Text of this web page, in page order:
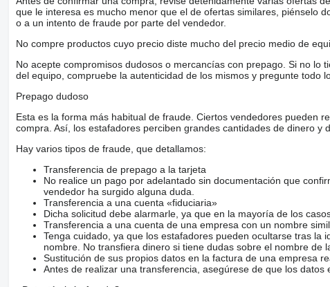
que le interesa es mucho menor que el de ofertas similares, piénselo
o a un intento de fraude por parte del vendedor.
No compre productos cuyo precio diste mucho del precio medio de
No acepte compromisos dudosos o mercancías con prepago. Si no
del equipo, compruebe la autenticidad de los mismos y pregunte todo
Prepago dudoso
Esta es la forma más habitual de fraude. Ciertos vendedores pueden
compra. Así, los estafadores perciben grandes cantidades de dinero y
Hay varios tipos de fraude, que detallamos:
Transferencia de prepago a la tarjeta
No realice un pago por adelantado sin documentación que
vendedor ha surgido alguna duda.
Transferencia a una cuenta «fiduciaria»
Dicha solicitud debe alarmarle, ya que en la mayoría de los
Transferencia a una cuenta de una empresa con un nombre
Tenga cuidado, ya que los estafadores pueden ocultarse tras
nombre. No transfiera dinero si tiene dudas sobre el nombre de
Sustitución de sus propios datos en la factura de una empresa
Antes de realizar una transferencia, asegúrese de que los